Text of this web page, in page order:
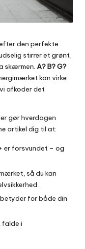
den perfekte
stirrer et grønt,
skærmen. A? B? G?
kan virke
afkoder det
gør hverdagen
artikel dig til at:
er forsvundet – og
så du kan
for både din
falde i